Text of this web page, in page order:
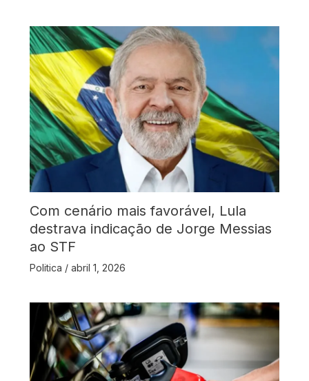
Com cenário mais favorável, Lula
destrava indicação de Jorge Messias
ao STF
Politica / abril 1, 2026